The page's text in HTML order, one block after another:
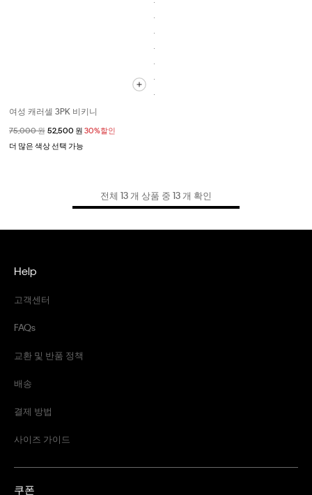
여성 캐러셀 3PK 비키니
할인 전 가격
75,000 원할인된 가격
52,500 원 30%할인
더 많은 색상 선택 가능
전체 13 개 상품 중 13 개 확인
Help
고객센터
FAQs
교환 및 반품 정책
배송
결제 방법
사이즈 가이드
쿠폰